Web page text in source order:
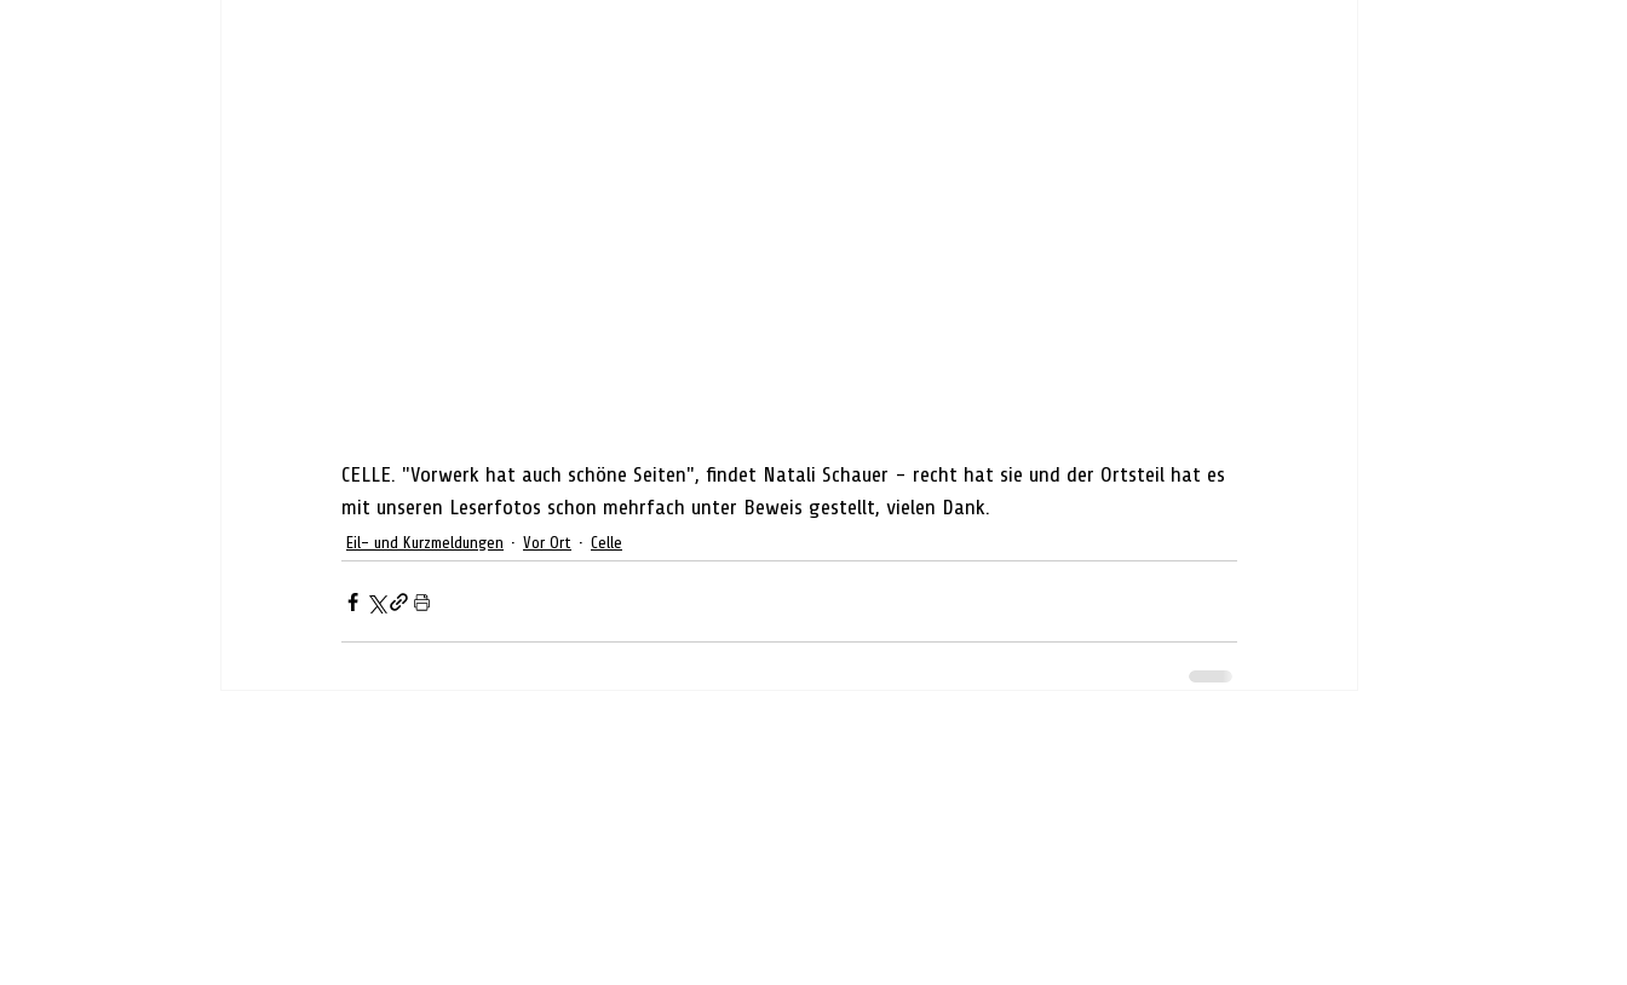
CELLE. "Vorwerk hat auch schöne Seiten", findet Natali Schauer - recht hat sie und der Ortsteil hat es
mit unseren Leserfotos schon mehrfach unter Beweis gestellt, vielen Dank.
Eil- und Kurzmeldungen Vor Ort Celle